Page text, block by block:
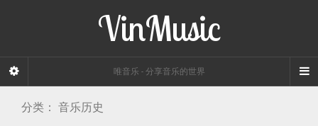
VinMusic
唯音乐 - 分享音乐的世界
分类： 音乐历史